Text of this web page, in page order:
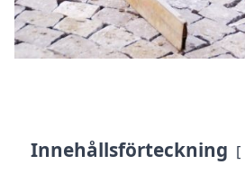
Innehållsförteckning